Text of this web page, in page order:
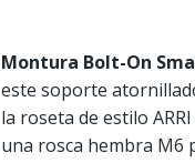
Montura Bolt-On
este soporte
la roseta de estilo
una rosca hembra M6